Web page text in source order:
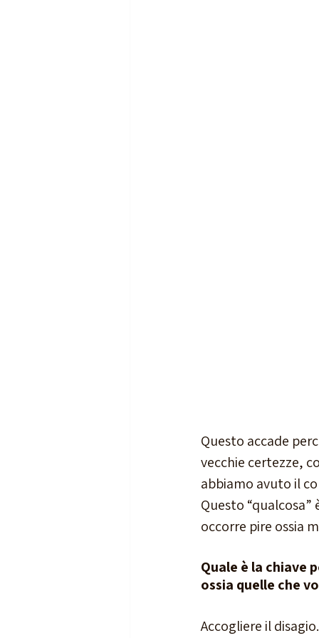
Questo accade
vecchie certezze,
abbiamo avuto il
Questo
occorre pire ossia
Quale è la chiave
ossia quelle che
Accogliere il